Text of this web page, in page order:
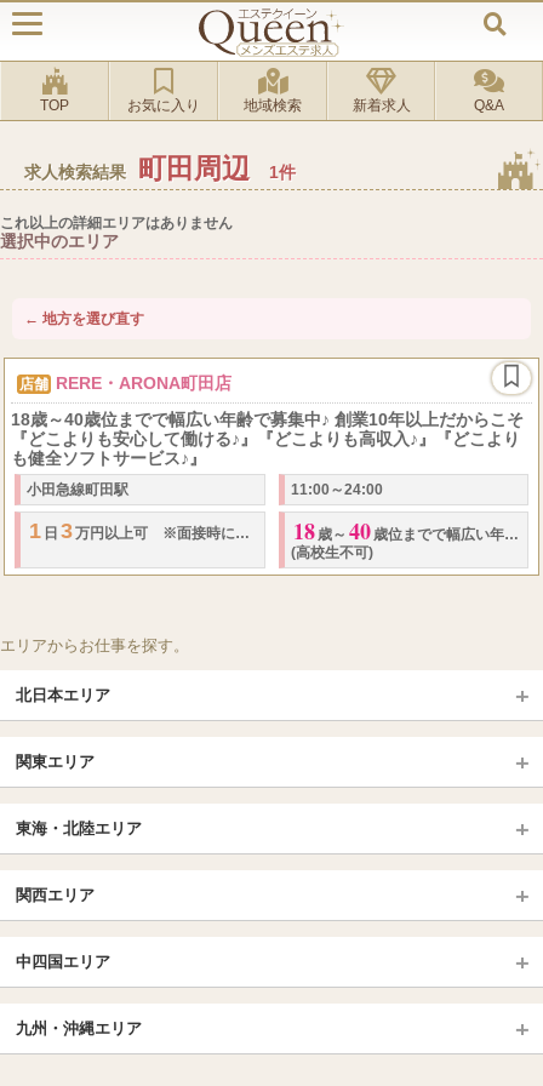
TOP お気に入り 地域検索 新着求人 Q&A
求人検索結果 町田周辺 1件
これ以上の詳細エリアはありません
選択中のエリア
← 地方を選び直す
店舗 RERE・ARONA町田店
18歳～40歳位までで幅広い年齢で募集中♪ 創業10年以上だからこそ
『どこよりも安心して働ける♪』『どこよりも高収入♪』『どこより
も健全ソフトサービス♪』
小田急線町田駅 11:00～24:00
1 日 3万円以上可 ※面接時に要相談 REREセラピストさんの平均 月収は30
18 歳～ 40 歳位までで幅広い年齢で募集中♪
(高校生不可)
エリアからお仕事を探す。
北日本エリア
北海道（札幌・旭川・函館）
青森
岩手 (盛岡・北上)
福島 (いわき・郡山)
山形
長野・松本・上田
群馬（伊勢崎・高崎・前橋）
関東エリア
大宮・浦和・川口
越谷・春日部
千葉TOP
松戸・柏
池袋・大塚
新宿
東海・北陸エリア
愛知（名古屋）
岐阜県
北陸
名古屋TOP
関西エリア
京都駅・伏見区
烏丸御池駅
四条烏丸・河原町・祇園四条
三条・京都市役所前
中四国エリア
広島
岡山
九州・沖縄エリア